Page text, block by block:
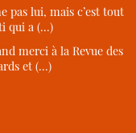
pas lui, mais c’est tout
qui a (…)
merci à la Revue des
et (…)